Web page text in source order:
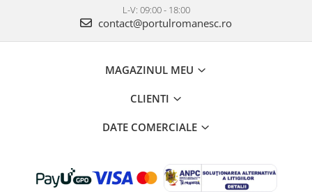
L-V: 09:00 - 18:00
contact@portulromanesc.ro
MAGAZINUL MEU
CLIENTI
DATE COMERCIALE